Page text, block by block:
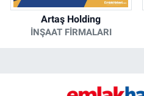
Artaş Holding
İNŞAAT FIRMALARI